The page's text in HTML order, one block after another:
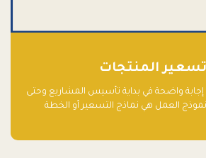
المنتجات
إجابة واضحة في بداية تأسيس المشاريع وحتى
العمل هي نماذج التسعير أو الخطة